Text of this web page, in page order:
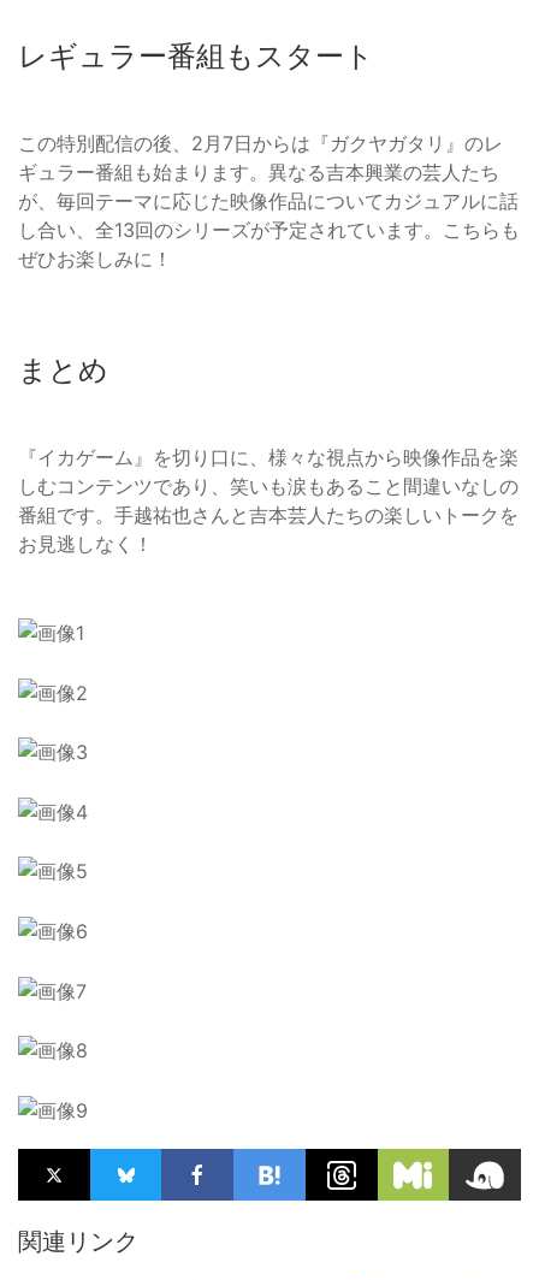
レギュラー番組もスタート
この特別配信の後、2月7日からは『ガクヤガタリ』のレ
ギュラー番組も始まります。異なる吉本興業の芸人たち
が、毎回テーマに応じた映像作品についてカジュアルに話
し合い、全13回のシリーズが予定されています。こちらも
ぜひお楽しみに！
まとめ
『イカゲーム』を切り口に、様々な視点から映像作品を楽
しむコンテンツであり、笑いも涙もあること間違いなしの
番組です。手越祐也さんと吉本芸人たちの楽しいトークを
お見逃しなく！
関連リンク